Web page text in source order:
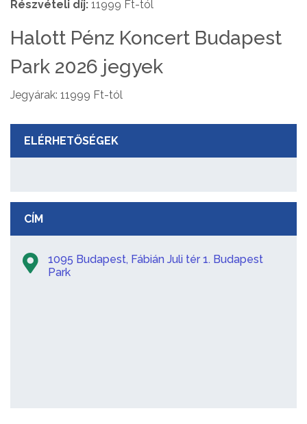
Részvételi díj: 11999 Ft-tól
Halott Pénz Koncert Budapest
Park 2026 jegyek
Jegyárak: 11999 Ft-tól
ELÉRHETŐSÉGEK
CÍM
1095 Budapest, Fábián Juli tér 1. Budapest
Park